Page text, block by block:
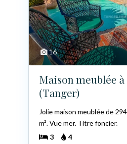
16
Maison meublée
(Tanger)
Jolie maison meublée de
m². Vue mer. Titre foncier.
3
4